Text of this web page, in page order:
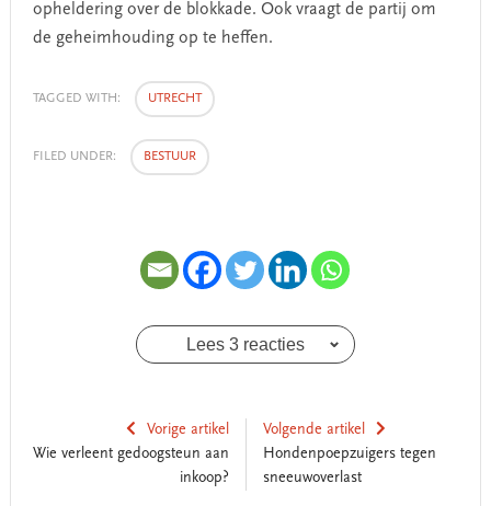
opheldering over de blokkade. Ook vraagt de partij om
de geheimhouding op te heffen.
TAGGED WITH: UTRECHT
FILED UNDER: BESTUUR
Lees 3 reacties
Vorige artikel
Wie verleent gedoogsteun aan
inkoop?
Volgende artikel
Hondenpoepzuigers tegen
sneeuwoverlast